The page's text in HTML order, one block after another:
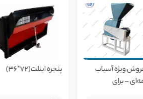
ویژه آسیاب
– برای
پنجره اینلت(72*36)